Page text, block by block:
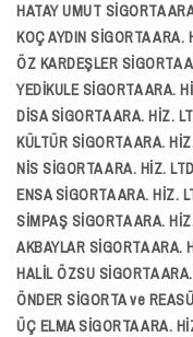
HATAY UMUT SİGORTA
KOÇ AYDIN SİGORTA ARA.
ÖZ KARDEŞLER SİGORTA
YEDİKULE SİGORTA ARA.
DİSA SİGORTA ARA. HİZ.
KÜLTÜR SİGORTA ARA.
NİS SİGORTA ARA. HİZ.
ENSA SİGORTA ARA. HİZ.
SİMPAŞ SİGORTA ARA.
AKBAYLAR SİGORTA ARA.
HALİL ÖZSU SİGORTA
ÖNDER SİGORTA ve
ÜÇ ELMA SİGORTA ARA.